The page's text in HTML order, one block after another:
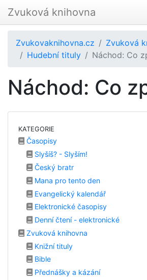
Zvuková knihovna
Zvukovaknihovna.cz
Zvuková
Hudební tituly
Náchod: Co
Náchod: Co
KATEGORIE
Časopisy
Slyšíš? - Slyším!
Český bratr
Mana pro tento den
Evangelický kalendář
Elektronické časopisy
Denní čtení - elektronické
Zvuková knihovna
Knižní tituly
Bible
Přednášky a kázání